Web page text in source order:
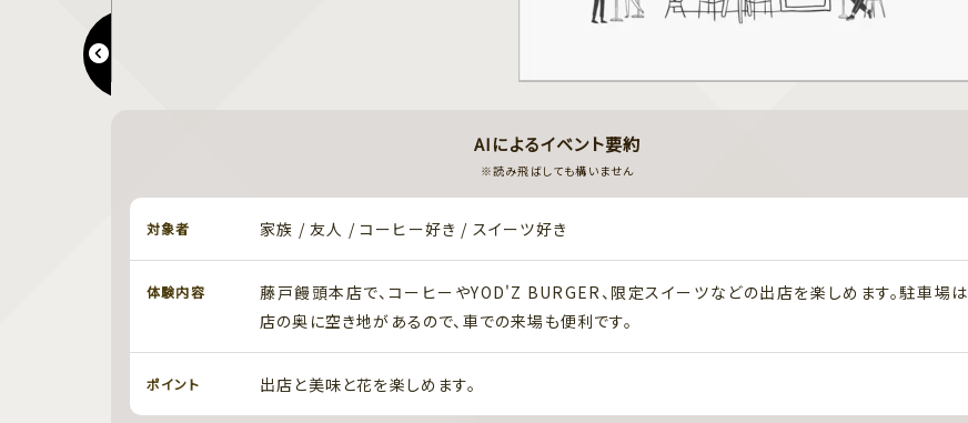
AIによるイベント要約
※読み飛ばしても構いません
対象者 家族 / 友人 / コーヒー好き / スイーツ好き
体験内容
藤戸饅頭本店で、コーヒーやYOD'Z BURGER、限定スイーツなどの出店を楽しめます。駐車場は
店の奥に空き地があるので、車での来場も便利です。
ポイント 出店と美味と花を楽しめます。